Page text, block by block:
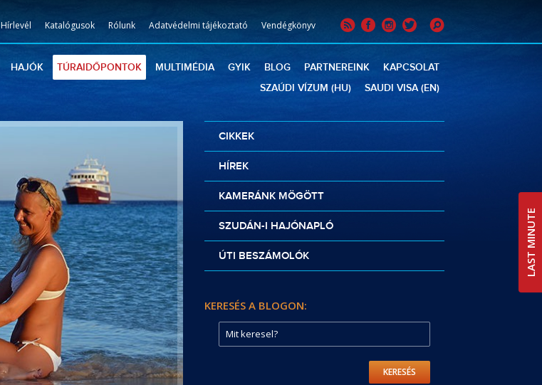
Hírlevél Katalógusok Rólunk Adatvédelmi tájékoztató Vendégkönyv
HAJÓK TÚRAIDŐPONTOK MULTIMÉDIA GYIK BLOG PARTNEREINK
KAPCSOLAT
SZAÚDI VÍZUM (HU)
SAUDI VISA (EN)
CIKKEK
HÍREK
KAMERÁNK MÖGÖTT
SZUDÁN-I HAJÓNAPLÓ
ÚTI BESZÁMOLÓK
KERESÉS A BLOGON:
KERESÉS
LAST MINUTE